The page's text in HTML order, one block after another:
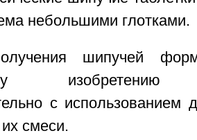
небольшими глотками.
шипучей
изобретению
с использованием
смеси.